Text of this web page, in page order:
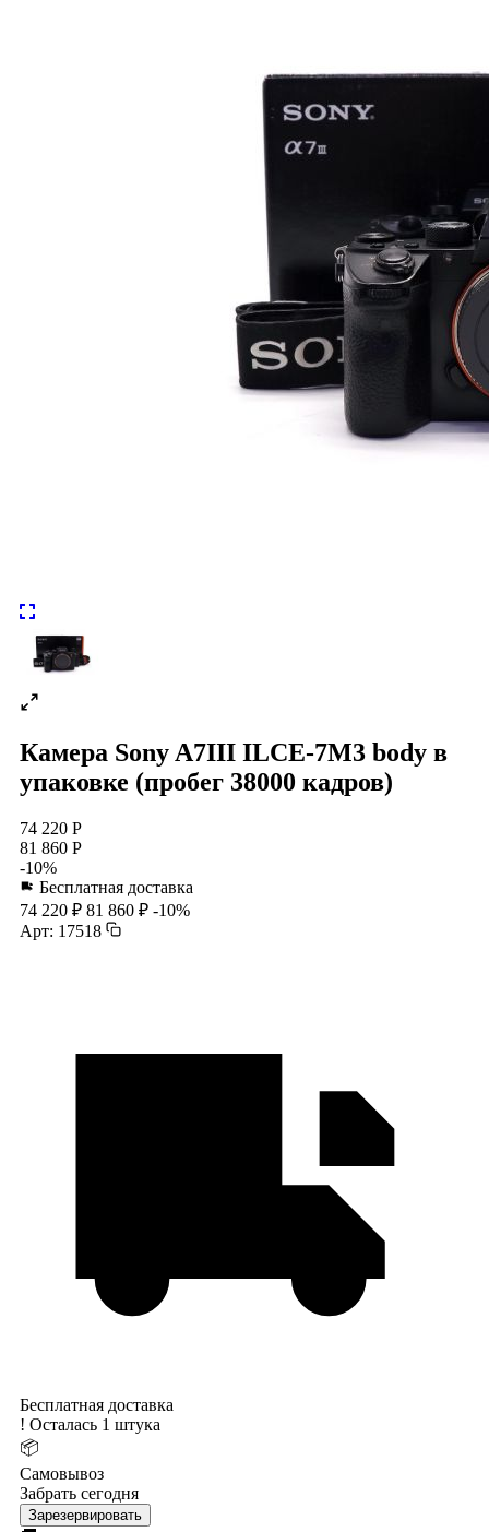
Камера Sony A7III ILCE-7M3 body в
упаковке (пробег 38000 кадров)
74 220 Р
81 860 Р
-10%
Бесплатная доставка
74 220 ₽ 81 860 ₽ -10%
Арт: 17518
Бесплатная доставка
! Осталась 1 штука
📦
Самовывоз
Забрать сегодня
Зарезервировать